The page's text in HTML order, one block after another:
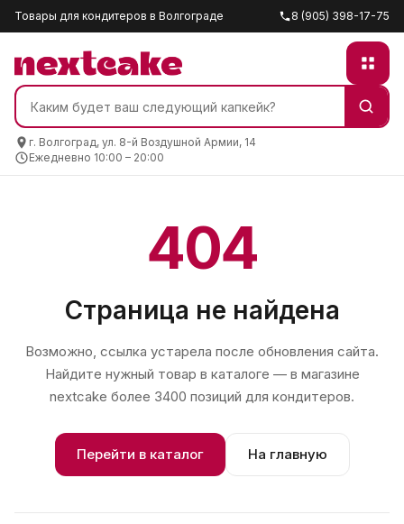
Товары для кондитеров в Волгограде 8 (905) 398-17-75
г. Волгоград, ул. 8-й Воздушной Армии, 14
Ежедневно 10:00 – 20:00
404
Страница не найдена
Возможно, ссылка устарела после обновления сайта.
Найдите нужный товар в каталоге — в магазине
nextcake более 3400 позиций для кондитеров.
Перейти в каталог На главную